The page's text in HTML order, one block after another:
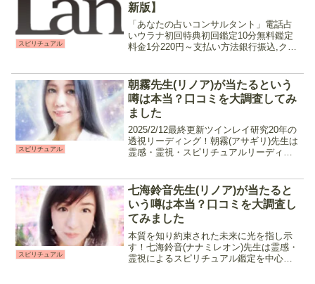
スピリチュアル
新版】
「あなたの占いコンサルタント」電話占
いウラナ初回特典初回鑑定10分無料鑑定
料金1分220円～支払い方法銀行振込,クレ
5:00メール占い 24時間 100名以上の鑑
定...
スピリチュアル
朝霧先生(リノア)が当たるという
噂は本当？口コミを大調査してみ
ました
2025/2/12最終更新ツインレイ研究20年の
透視リーディング！朝霧(アサギリ)先生は
霊感・霊視・スピリチュアルリーディン
えてくれるので、現状をどう進展させる
のか、自...
スピリチュアル
七海鈴音先生(リノア)が当たると
いう噂は本当？口コミを大調査し
てみました
本質を知り約束された未来に光を指し示
す！七海鈴音(ナナミレオン)先生は霊感・
霊視によるスピリチュアル鑑定を中心に